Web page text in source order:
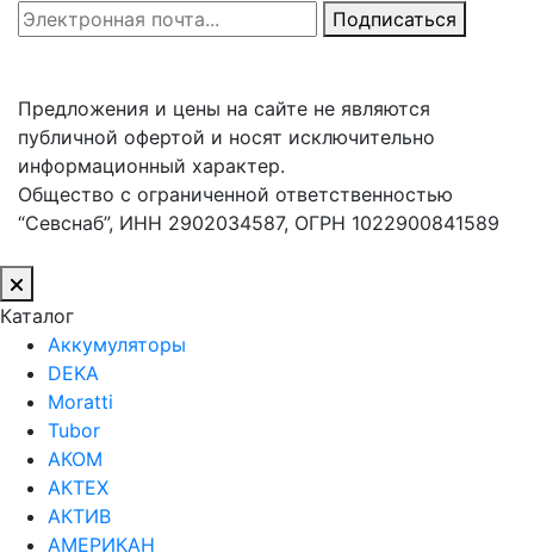
Email Address
Подписаться
Предложения и цены на сайте не являются
публичной офертой и носят исключительно
информационный характер.
Общество с ограниченной ответственностью
“Севснаб”, ИНН 2902034587, ОГРН 1022900841589
Каталог
Аккумуляторы
DEKA
Moratti
Tubor
АКОМ
АКТЕХ
АКТИВ
АМЕРИКАН